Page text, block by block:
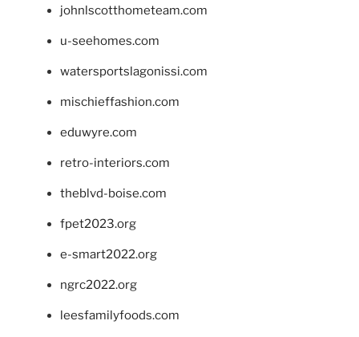
johnlscotthometeam.com
u-seehomes.com
watersportslagonissi.com
mischieffashion.com
eduwyre.com
retro-interiors.com
theblvd-boise.com
fpet2023.org
e-smart2022.org
ngrc2022.org
leesfamilyfoods.com